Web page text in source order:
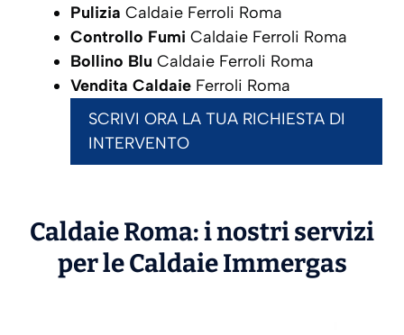
Pulizia Caldaie Ferroli Roma
Controllo Fumi Caldaie Ferroli Roma
Bollino Blu Caldaie Ferroli Roma
Vendita Caldaie Ferroli Roma
SCRIVI ORA LA TUA RICHIESTA DI
INTERVENTO
Caldaie Roma: i nostri servizi
per le CaldaieImmergas